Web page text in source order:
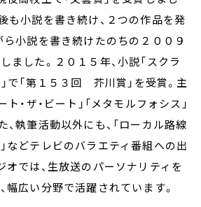
も小説を書き続け、２つの作品を発
ら小説を書き続けたのちの２００９
ました。２０１５年、小説「スクラ
」で「第１５３回 芥川賞」を受賞。主
ト・ザ・ビート」「メタモルフォシス」
、執筆活動以外にも、「ローカル路線
などテレビのバラエティ番組への出
オでは、生放送のパーソナリティを
幅広い分野で活躍されています。